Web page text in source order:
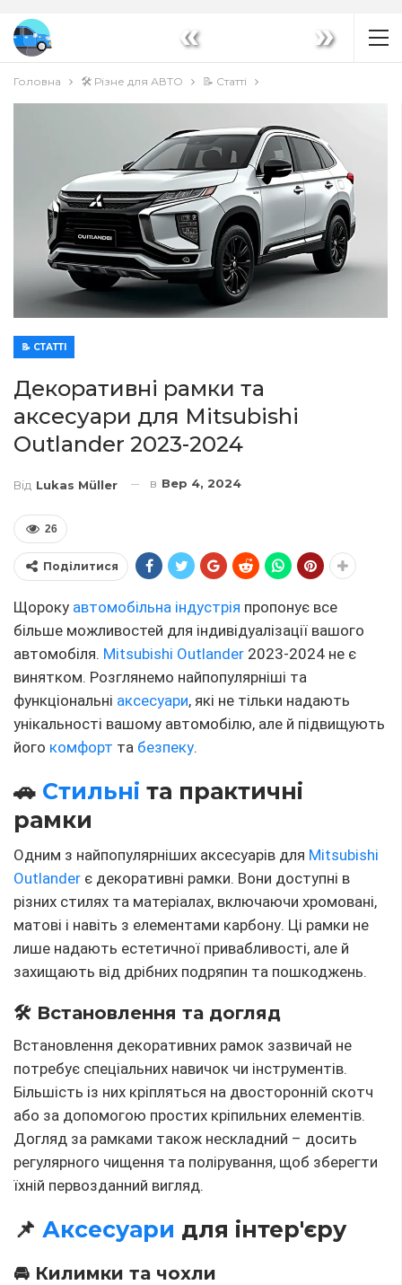
« »
Головна 🛠️ Різне для АВТО 📝 Статті
📝 СТАТТІ
Декоративні рамки та
аксесуари для Mitsubishi
Outlander 2023-2024
Від Lukas Müller в Вер 4, 2024
26
Поділитися
Щороку автомобільна індустрія пропонує все
більше можливостей для індивідуалізації вашого
автомобіля. Mitsubishi Outlander 2023-2024 не є
винятком. Розглянемо найпопулярніші та
функціональні аксесуари, які не тільки надають
унікальності вашому автомобілю, але й підвищують
його комфорт та безпеку.
🚗 Стильні та практичні
рамки
Одним з найпопулярніших аксесуарів для Mitsubishi
Outlander є декоративні рамки. Вони доступні в
різних стилях та матеріалах, включаючи хромовані,
матові і навіть з елементами карбону. Ці рамки не
лише надають естетичної привабливості, але й
захищають від дрібних подряпин та пошкоджень.
🛠 Встановлення та догляд
Встановлення декоративних рамок зазвичай не
потребує спеціальних навичок чи інструментів.
Більшість із них кріпляться на двосторонній скотч
або за допомогою простих кріпильних елементів.
Догляд за рамками також нескладний – досить
регулярного чищення та полірування, щоб зберегти
їхній первозданний вигляд.
📌 Аксесуари для інтер'єру
🚘 Килимки та чохли